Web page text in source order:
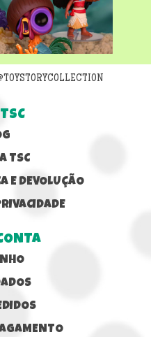
Next
TSC
E DEVOLUÇÃO